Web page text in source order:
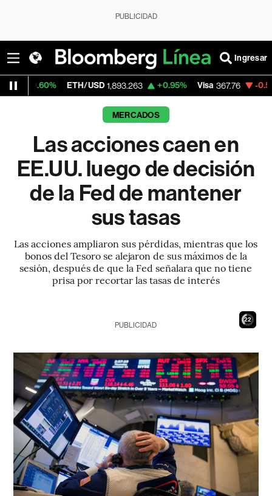
PUBLICIDAD
Ingresar
1,893.263 +0.95% Visa 367.76 -0.50%
MERCADOS
Las acciones caen en
EE.UU. luego de decisión
de la Fed de mantener
sus tasas
Las acciones ampliaron sus pérdidas, mientras que los
bonos del Tesoro se alejaron de sus máximos de la
sesión, después de que la Fed señalara que no tiene
prisa por recortar las tasas de interés
21
PUBLICIDAD